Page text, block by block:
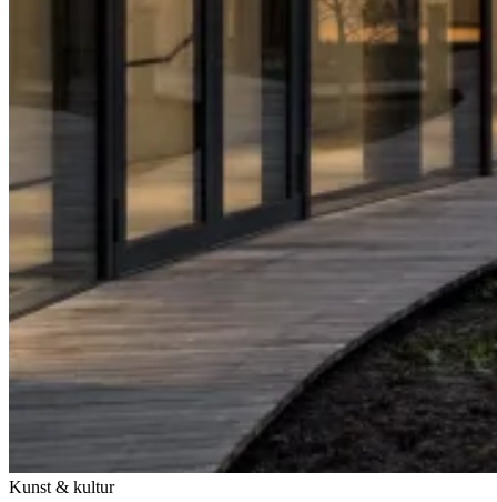
Kunst & kultur